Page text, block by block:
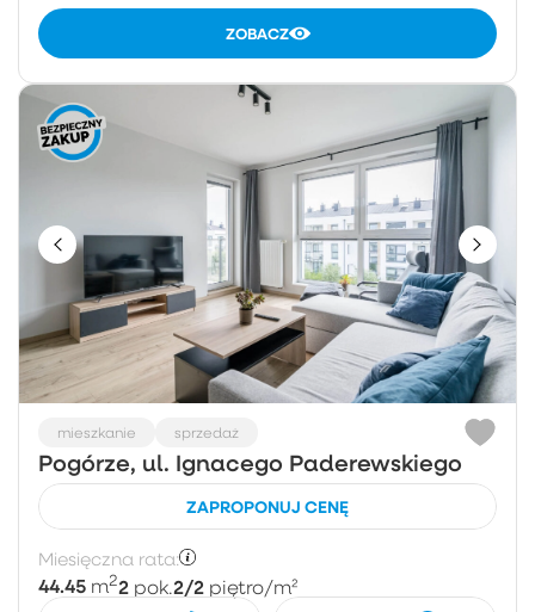
ZOBACZ
mieszkanie sprzedaż
Pogórze, ul. Ignacego Paderewskiego
ZAPROPONUJ CENĘ
Miesięczna rata:
44.45 m22 pok.2/2 piętro/m²